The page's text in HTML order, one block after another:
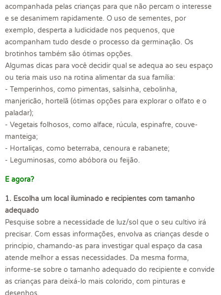
acompanhada pelas crianças para que não percam o interesse
e se desanimem rapidamente. O uso de sementes, por
exemplo, desperta a ludicidade nos pequenos, que
acompanham tudo desde o processo da germinação. Os
brotinhos também são ótimas opções.
Algumas dicas para você decidir qual se adequa ao seu espaço
ou teria mais uso na rotina alimentar da sua família:
- Temperinhos, como pimentas, salsinha, cebolinha,
manjericão, hortelã (ótimas opções para explorar o olfato e o
paladar);
- Vegetais folhosos, como alface, rúcula, espinafre, couve-
manteiga;
- Hortaliças, como beterraba, cenoura e rabanete;
- Leguminosas, como abóbora ou feijão.
E agora?
1. Escolha um local iluminado e recipientes com tamanho
adequado
Pesquise sobre a necessidade de luz/sol que o seu cultivo irá
precisar. Com essas informações, envolva as crianças desde o
princípio, chamando-as para investigar qual espaço da casa
atende melhor a essas necessidades. Da mesma forma,
informe-se sobre o tamanho adequado do recipiente e convide
as crianças para deixá-lo mais colorido, com pinturas e